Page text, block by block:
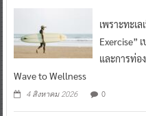
เพราะทะเ
Exercise”
และการท่อ
Wave to Wellness
4 สิงหาคม 2026 0